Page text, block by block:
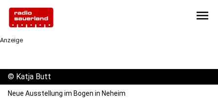
menu
Anzeige
© Katja Butt
Neue Ausstellung im Bogen in Neheim